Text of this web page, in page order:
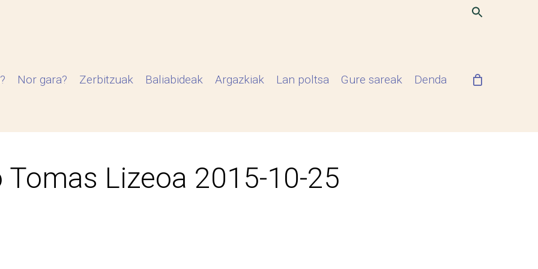
Nor gara? Zerbitzuak Baliabideak Argazkiak Lan poltsa Gure sareak Denda
Tomas Lizeoa 2015-10-25